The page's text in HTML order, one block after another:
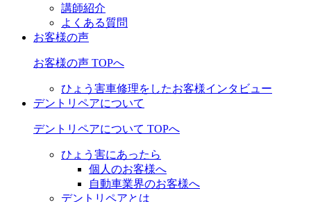
講師紹介
よくある質問
お客様の声
お客様の声 TOPへ
ひょう害車修理をしたお客様インタビュー
デントリペアについて
デントリペアについて TOPへ
ひょう害にあったら
個人のお客様へ
自動車業界のお客様へ
デントリペアとは